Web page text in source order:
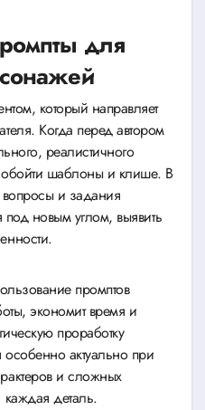
для
который направляет
Когда перед автором
реалистичного
шаблоны и клише. В
вопросы и задания
под новым углом, выявить
промптов
экономит время и
проработку
особенно актуально при
и сложных
деталь.